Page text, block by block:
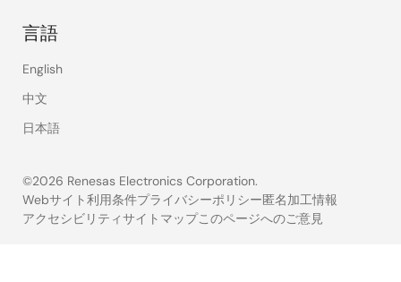
言語
English
中文
日本語
©2026 Renesas Electronics Corporation.
Legal
Webサイト利用条件プライバシーポリシー匿名加工情報
アクセシビリティサイトマップこのページへのご意見